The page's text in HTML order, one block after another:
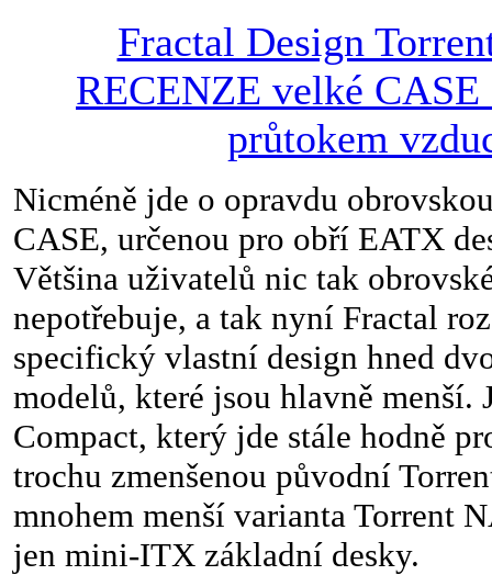
Fractal Design
RECENZE velké
průtokem
Nicméně jde o opravdu
CASE, určenou pro obří EATX
Většina uživatelů nic tak
nepotřebuje, a tak nyní Fractal
specifický vlastní design hned
modelů, které jsou hlavně menší.
Compact, který jde stále hodně
trochu zmenšenou původní
mnohem menší varianta Torrent
jen mini-ITX základní desky.